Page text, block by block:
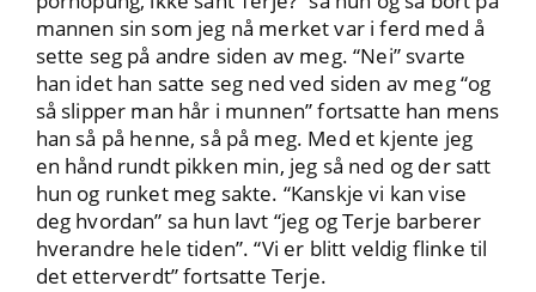
mannen sin som jeg nå merket var i ferd med å
sette seg på andre siden av meg. “Nei” svarte
han idet han satte seg ned ved siden av meg “og
så slipper man hår i munnen” fortsatte han mens
han så på henne, så på meg. Med et kjente jeg
en hånd rundt pikken min, jeg så ned og der satt
hun og runket meg sakte. “Kanskje vi kan vise
deg hvordan” sa hun lavt “jeg og Terje barberer
hverandre hele tiden”. “Vi er blitt veldig flinke til
det etterverdt” fortsatte Terje.